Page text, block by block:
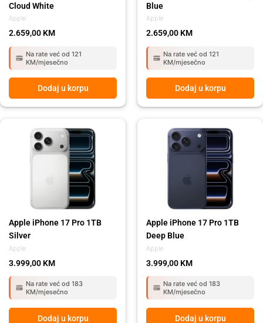
Apple
Cloud White
2.659,00 KM
Na rate već od 121
KM/mjesečno
Dodaj u korpu
Apple
Blue
2.659,00 KM
Na rate već od 121
KM/mjesečno
Dodaj u korpu
Apple
Apple iPhone 17 Pro 1TB
Silver
3.999,00 KM
Na rate već od 183
KM/mjesečno
Dodaj u korpu
Apple
Apple iPhone 17 Pro 1TB
Deep Blue
3.999,00 KM
Na rate već od 183
KM/mjesečno
Dodaj u korpu